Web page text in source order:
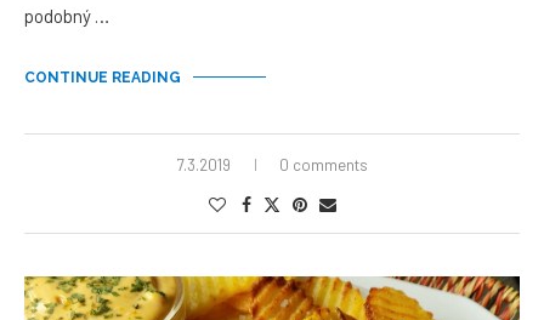
podobný …
CONTINUE READING
7.3.2019 0 comments